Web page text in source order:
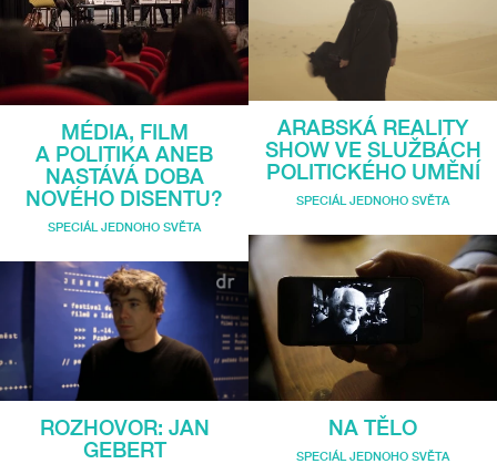
MÉDIA, FILM
A POLITIKA ANEB
NASTÁVÁ DOBA
NOVÉHO DISENTU?
SPECIÁL JEDNOHO SVĚTA
ROZHOVOR: JAN
GEBERT
ARABSKÁ REALITY
SHOW VE SLUŽBÁCH
POLITICKÉHO UMĚNÍ
SPECIÁL JEDNOHO SVĚTA
NA TĚLO
SPECIÁL JEDNOHO SVĚTA